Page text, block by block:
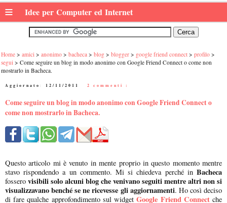
≡ Idee per Computer ed Internet
Home amici anonimo bacheca blog blogger google friend connect
profilo
segui
Come seguire un blog in modo anonimo con Google Friend Connect o come non
mostrarlo in Bacheca.
Aggiornato: 12/11/2011 2 commenti :
Come seguire un blog in modo anonimo con Google Friend Connect o
come non mostrarlo in Bacheca.
Questo articolo mi è venuto in mente proprio in questo momento mentre
stavo rispondendo a un commento. Mi si chiedeva perché in Bacheca
fossero visibili solo alcuni blog che venivano seguiti mentre altri non si
visualizzavano benché se ne ricevesse gli aggiornamenti. Ho così deciso
di fare qualche approfondimento sul widgetGoogle Friend Connectche